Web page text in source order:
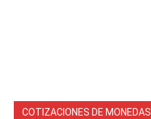
COTIZACIONES DE MONEDAS